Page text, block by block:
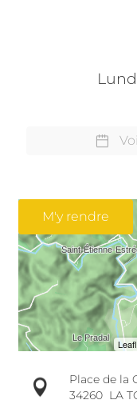
M'y rendre
Place de la
34260 LA